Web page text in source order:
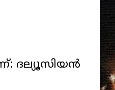
ദല്യൂസിയൻ